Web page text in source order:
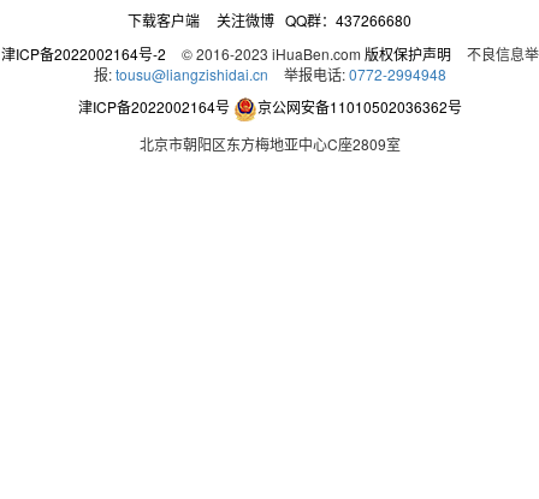
下载客户端 关注微博 QQ群：437266680
津ICP备2022002164号-2
© 2016-2023 iHuaBen.com 版权保护声明
不良信息举
报: tousu@liangzishidai.cn 举报电话: 0772-2994948
津ICP备2022002164号
京公网安备11010502036362号
北京市朝阳区东方梅地亚中心C座2809室